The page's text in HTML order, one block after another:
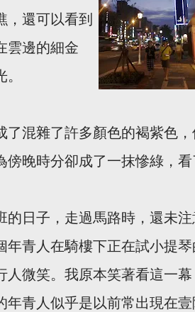
，還可以看到
雲邊的細金
了混雜了許多顏色的褐紫色
傍晚時分卻成了一抹慘綠，
的日子，走過馬路時，還未
年青人在騎樓下正在試小提
人微笑。我原本笑著看這一
年青人似乎是以前常出現在